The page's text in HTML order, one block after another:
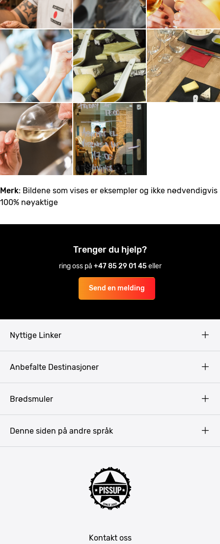
Merk: Bildene som vises er eksempler og ikke nødvendigvis
100% nøyaktige
Trenger du hjelp?
ring oss på +47 85 29 01 45eller
Send en melding
Nyttige Linker
Anbefalte Destinasjoner
Brødsmuler
Kontakt oss
Denne siden på andre språk